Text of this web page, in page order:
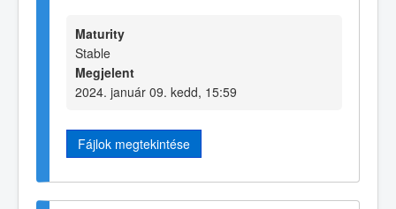
Maturity
Stable
Megjelent
2024. január 09. kedd, 15:59
Fájlok megtekintése